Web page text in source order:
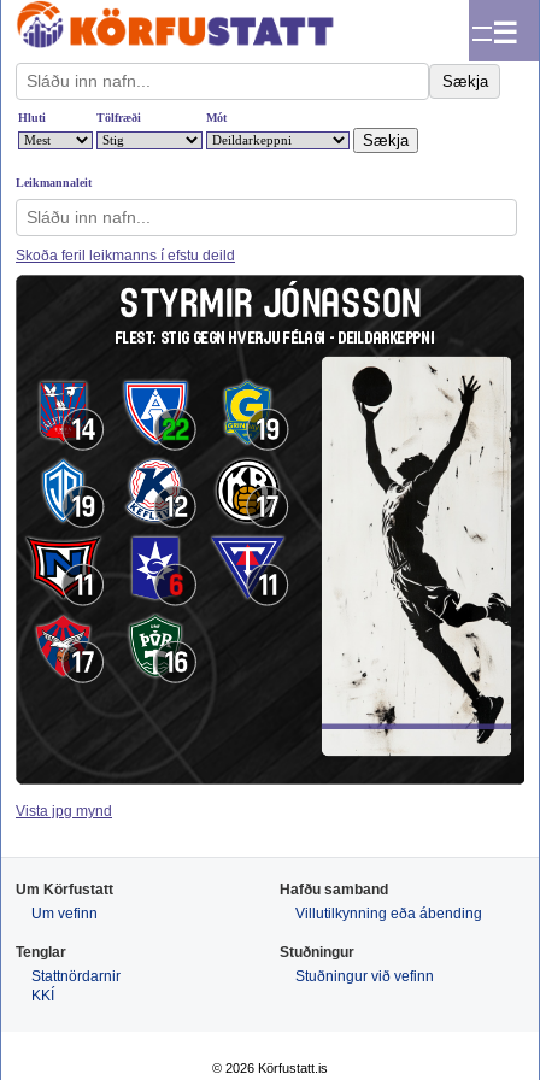
☰
Sækja
Hluti Tölfræði Mót
Leikmannaleit
Skoða feril leikmanns í efstu deild
STYRMIR JÓNASSON
FLEST: STIG GEGN HVERJU FÉLAGI - DEILDARKEPPNI
14 22 19
19 12 17
11 6 11
17 16
Vista jpg mynd
Um Körfustatt
Um vefinn
Hafðu samband
Villutilkynning eða ábending
Tenglar
Stattnördarnir
KKÍ
Stuðningur
Stuðningur við vefinn
© 2026 Körfustatt.is